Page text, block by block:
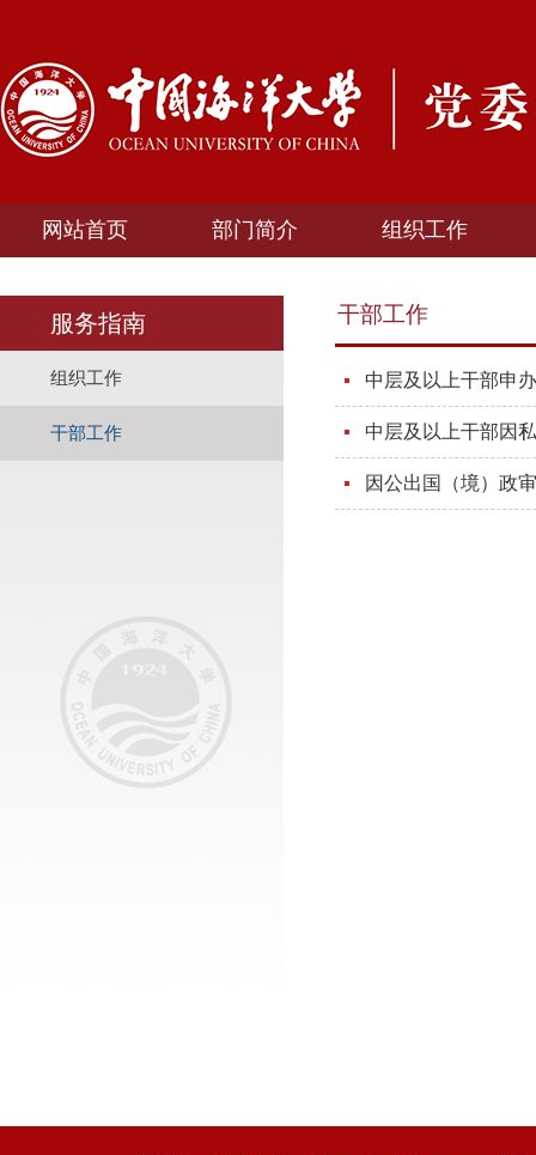
网站首页 部门简介 组织工作
服务指南
组织工作
干部工作
干部工作
中层及以上干部申
中层及以上干部因
因公出国（境）政